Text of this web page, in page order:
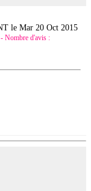
leMar 20 Oct 2015
Nombre d'avis :